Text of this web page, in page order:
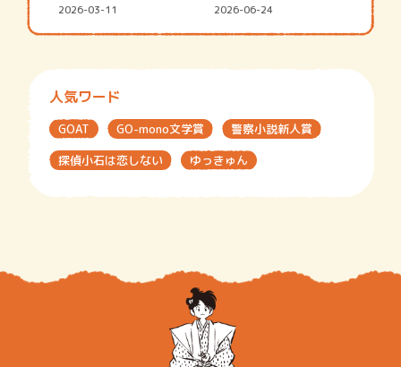
2026-03-11 2026-06-24
人気ワード
GOAT GO-mono文学賞
警察小説新人賞
探偵小石は恋しない
ゆっきゅん